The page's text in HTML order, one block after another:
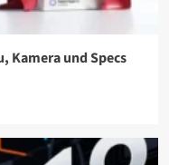
Kamera und Specs